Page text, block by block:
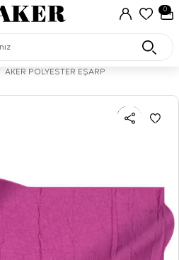
0
AKER POLYESTER EŞARP